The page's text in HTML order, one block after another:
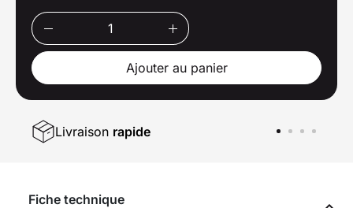
Ajouter au panier
Livraison rapide
Fiche technique